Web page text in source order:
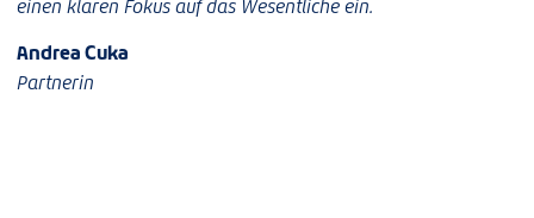
einen klaren Fokus auf das Wesentliche ein.
Andrea Cuka
Partnerin